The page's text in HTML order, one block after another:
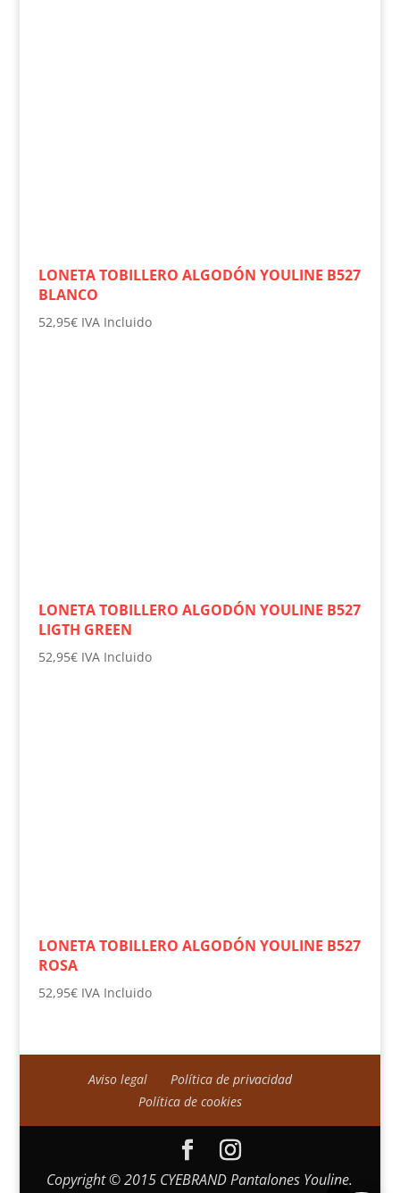
LONETA TOBILLERO ALGODÓN YOULINE B527
BLANCO
52,95€ IVA Incluido
LONETA TOBILLERO ALGODÓN YOULINE B527
LIGTH GREEN
52,95€ IVA Incluido
LONETA TOBILLERO ALGODÓN YOULINE B527
ROSA
52,95€ IVA Incluido
Aviso legal
Política de privacidad
Política de cookies
Copyright © 2015 CYEBRAND Pantalones Youline.